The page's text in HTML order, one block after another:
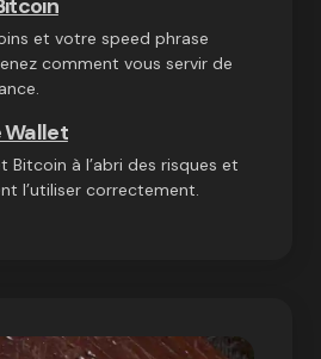
et votre speed phrase
comment vous servir de
Wallet
Bitcoin à l’abri des risques et
l’utiliser correctement.